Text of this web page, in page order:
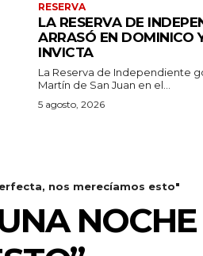
RESERVA
LA RESERVA DE
ARRASÓ EN DOMINICO
INVICTA
La Reserva de Independiente
Martín de San Juan en el...
5 agosto, 2026